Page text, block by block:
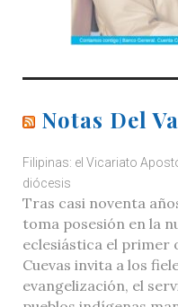
Notas Del
Filipinas: el Vicariato
diócesis
Tras casi noventa
toma posesión en la
eclesiástica el primer
Cuevas invita a los
evangelización, el